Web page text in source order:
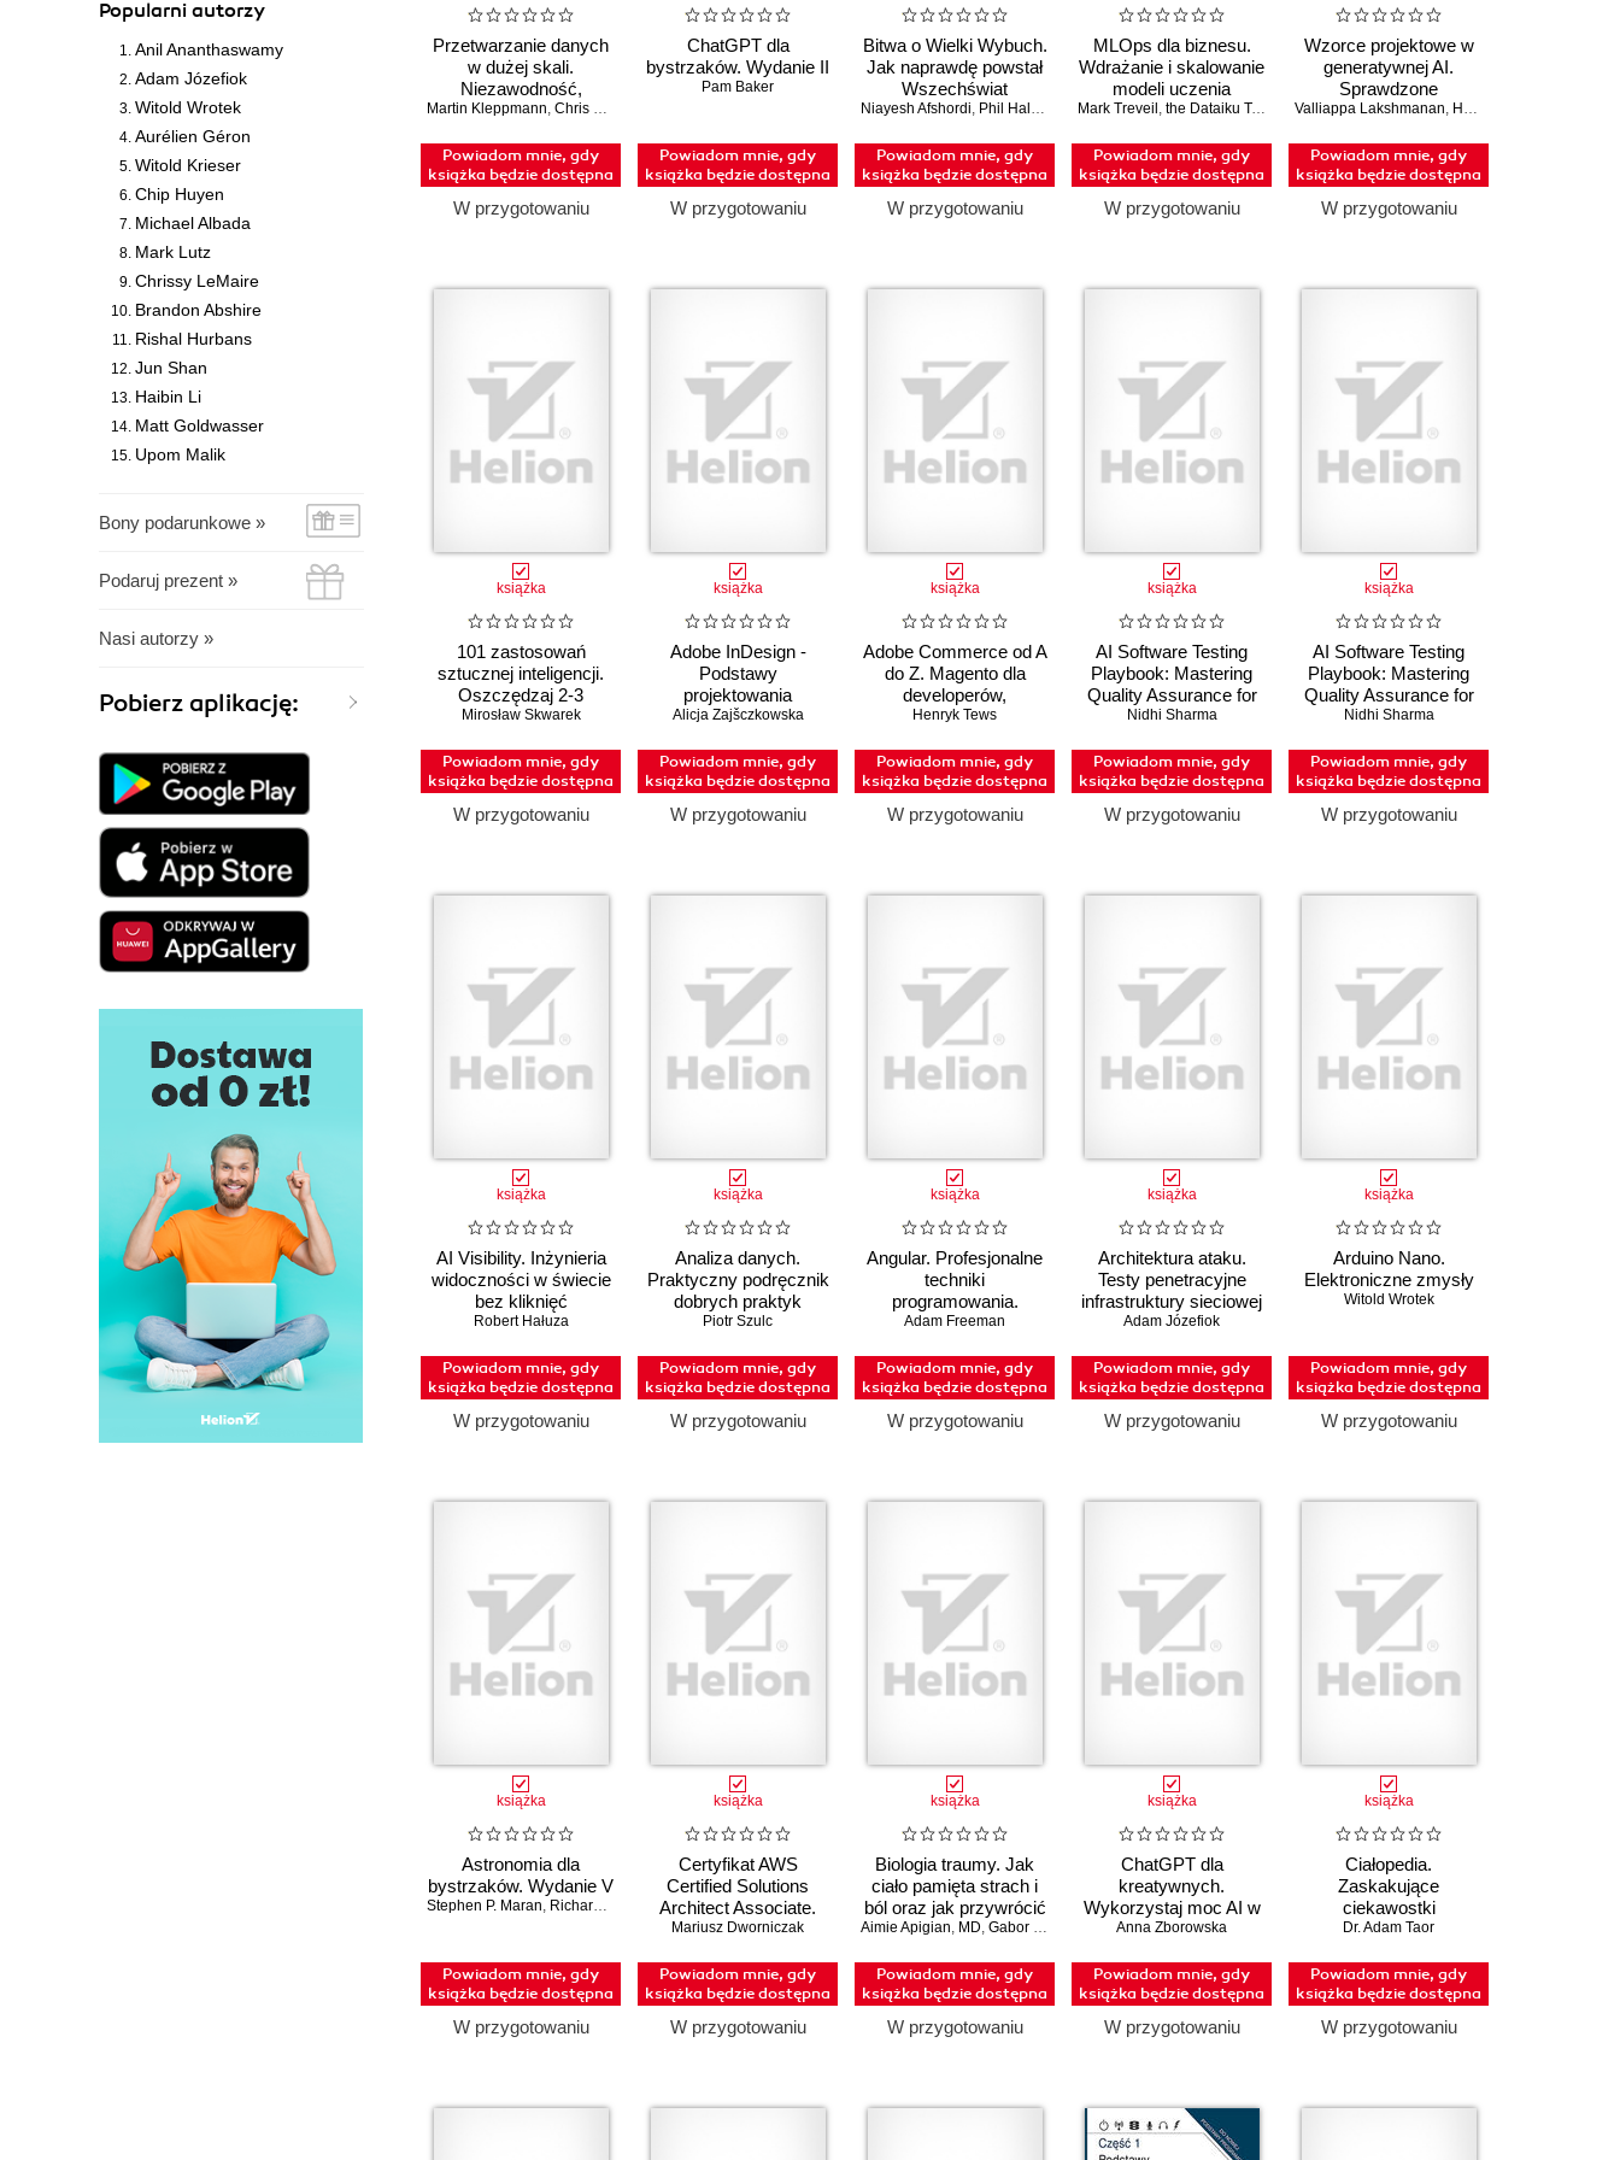
Popularni autorzy
Anil Ananthaswamy
Adam Józefiok
Witold Wrotek
Aurélien Géron
Witold Krieser
Chip Huyen
Michael Albada
Mark Lutz
Chrissy LeMaire
Brandon Abshire
Rishal Hurbans
Jun Shan
Haibin Li
Matt Goldwasser
Upom Malik
Bony podarunkowe »
Podaruj prezent »
Nasi autorzy »
Pobierz aplikację:
Przetwarzanie danych
w dużej skali.
Niezawodność,
skalowalność i
systemów. Wydanie II
Martin Kleppmann, Chris Riccomini
Powiadom mnie, gdy
książka będzie dostępna
W przygotowaniu
ChatGPT dla
bystrzaków. Wydanie II
Pam Baker
Powiadom mnie, gdy
książka będzie dostępna
W przygotowaniu
Bitwa o Wielki Wybuch.
Jak naprawdę powstał
Wszechświat
Niayesh Afshordi, Phil Halper
Powiadom mnie, gdy
książka będzie dostępna
W przygotowaniu
MLOps dla biznesu.
Wdrażanie i skalowanie
modeli uczenia
maszynowego
Mark Treveil , the Dataiku Team
Powiadom mnie, gdy
książka będzie dostępna
W przygotowaniu
Wzorce projektowe w
generatywnej AI.
Sprawdzone
rozwiązania przy
aplikacji GenAI
Valliappa Lakshmanan, Hannes Hapke
Powiadom mnie, gdy
książka będzie dostępna
W przygotowaniu
książka
101 zastosowań
sztucznej inteligencji.
Oszczędzaj 2-3
godziny dziennie dzięki
Mirosław Skwarek
Powiadom mnie, gdy
książka będzie dostępna
W przygotowaniu
książka
Adobe InDesign -
Podstawy
projektowania
graficznego
Alicja Zajšczkowska
Powiadom mnie, gdy
książka będzie dostępna
W przygotowaniu
książka
Adobe Commerce od A
do Z. Magento dla
developerów,
architektów i liderów
e-commerce
Henryk Tews
Powiadom mnie, gdy
książka będzie dostępna
W przygotowaniu
książka
AI Software Testing
Playbook: Mastering
Quality Assurance for
Machine Learning
angielska)
Nidhi Sharma
Powiadom mnie, gdy
książka będzie dostępna
W przygotowaniu
książka
AI Software Testing
Playbook: Mastering
Quality Assurance for
Machine Learning
polska)
Nidhi Sharma
Powiadom mnie, gdy
książka będzie dostępna
W przygotowaniu
książka
AI Visibility. Inżynieria
widoczności w świecie
bez kliknięć
Robert Hałuza
Powiadom mnie, gdy
książka będzie dostępna
W przygotowaniu
książka
Analiza danych.
Praktyczny podręcznik
dobrych praktyk
Piotr Szulc
Powiadom mnie, gdy
książka będzie dostępna
W przygotowaniu
książka
Angular. Profesjonalne
techniki
programowania.
Wydanie IV
Adam Freeman
Powiadom mnie, gdy
książka będzie dostępna
W przygotowaniu
książka
Architektura ataku.
Testy penetracyjne
infrastruktury sieciowej
Adam Józefiok
Powiadom mnie, gdy
książka będzie dostępna
W przygotowaniu
książka
Arduino Nano.
Elektroniczne zmysły
Witold Wrotek
Powiadom mnie, gdy
książka będzie dostępna
W przygotowaniu
książka
Astronomia dla
bystrzaków. Wydanie V
Stephen P. Maran, Richard Tresch Fienberg
Powiadom mnie, gdy
książka będzie dostępna
W przygotowaniu
książka
Certyfikat AWS
Certified Solutions
Architect Associate.
Praktyczny podręcznik
chmurze i skuteczne
przygotowanie do
egzaminu SAA-C03
Mariusz Dworniczak
Powiadom mnie, gdy
książka będzie dostępna
W przygotowaniu
książka
Biologia traumy. Jak
ciało pamięta strach i
ból oraz jak przywrócić
mu równowagę
Aimie Apigian, MD, Gabor Maté
Powiadom mnie, gdy
książka będzie dostępna
W przygotowaniu
książka
ChatGPT dla
kreatywnych.
Wykorzystaj moc AI w
codziennych
Anna Zborowska
Powiadom mnie, gdy
książka będzie dostępna
W przygotowaniu
książka
Ciałopedia.
Zaskakujące
ciekawostki
anatomiczne
Dr. Adam Taor
Powiadom mnie, gdy
książka będzie dostępna
W przygotowaniu